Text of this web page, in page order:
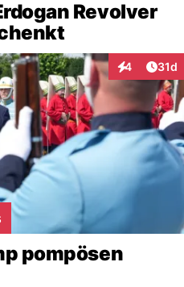
Revolver
4
Interaktionen
31d
pompösen